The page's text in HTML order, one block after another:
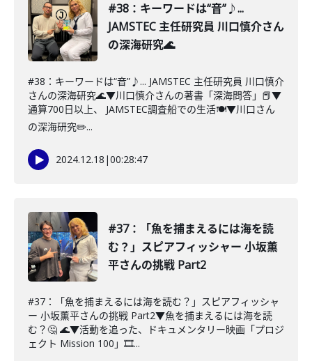
#38：キーワードは“音”♪...
JAMSTEC 主任研究員 川口慎介さん
の深海研究🌊
#38：キーワードは“音”♪... JAMSTEC 主任研究員 川口慎介
さんの深海研究🌊▼川口慎介さんの著書「深海問答」📕▼
通算700日以上、 JAMSTEC調査船での生活🍽️▼川口さん
の深海研究✏️...
2024.12.18 |00:28:47
#37：「魚を捕まえるには海を読
む？」スピアフィッシャー 小坂薫
平さんの挑戦 Part2
#37：「魚を捕まえるには海を読む？」スピアフィッシャ
ー 小坂薫平さんの挑戦 Part2▼魚を捕まえるには海を読
む？🤔 🌊▼活動を追った、ドキュメンタリー映画「プロジ
ェクト Mission 100」🎞...